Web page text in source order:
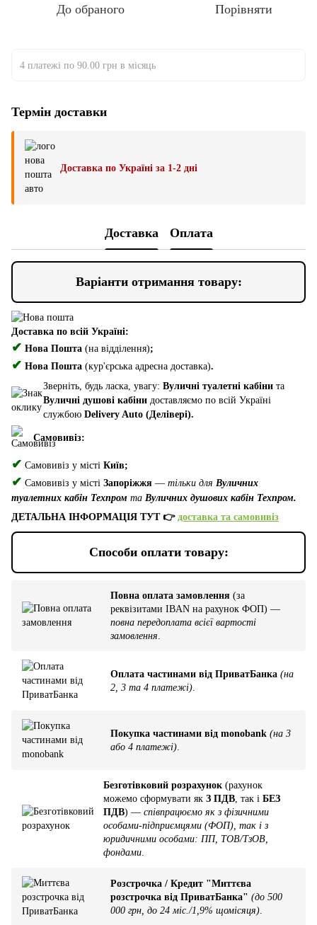
До обраного Порівняти
4 платежі по 90.00 грн в місяць
Термін доставки
Доставка по Україні за 1-2 дні
Доставка Оплата
Варіанти отримання товару:
Доставка по всій Україні:
✔ Нова Пошта (на відділення);
✔ Нова Пошта (кур'єрська адресна доставка).
Зверніть, будь ласка, увагу: Вуличні туалетні кабіни та
Вуличні душові кабіни доставляємо по всій Україні
службою Delivery Auto (Делівері).
Самовивіз:
✔ Самовивіз у місті Київ;
✔ Самовивіз у місті Запоріжжя — тільки для Вуличних
туалетних кабін Техпром та Вуличних душових кабін Техпром.
ДЕТАЛЬНА ІНФОРМАЦІЯ ТУТ 👉 доставка та самовивіз
Способи оплати товару:
Повна оплата замовлення (за
реквізитами IBAN на рахунок ФОП) —
повна передоплата всієї вартості
замовлення
Оплата частинами від ПриватБанка (на
2, 3 та 4 платежі)
Покупка частинами від monobank (на 3
або 4 платежі)
Безготівковий розрахунок (рахунок
можемо сформувати як З ПДВ , так і БЕЗ
ПДВ) — співпрацюємо як з фізичними
особами-підприємцями (ФОП), так і з
юридичними особами: ПП, ТОВ/ТзОВ,
фондами
Розстрочка / Кредит "Миттєва
розстрочка від ПриватБанка" (до 500
000 грн, до 24 міс./1,9% щомісяця).